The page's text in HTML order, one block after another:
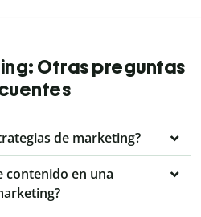
Otras preguntas
de marketing?
contenido en una